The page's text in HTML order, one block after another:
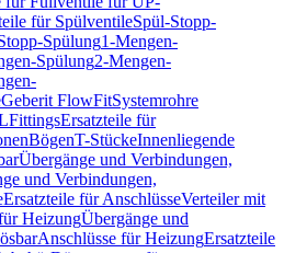
für SpülventileSpül-Stopp-
Spülung1-Mengen-
Spülung2-Mengen-
Geberit FlowFitSystemrohre
FittingsErsatzteile für
BögenT-StückeInnenliegende
Übergänge und Verbindungen,
und Verbindungen,
Ersatzteile für AnschlüsseVerteiler mit
HeizungÜbergänge und
Anschlüsse für HeizungErsatzteile